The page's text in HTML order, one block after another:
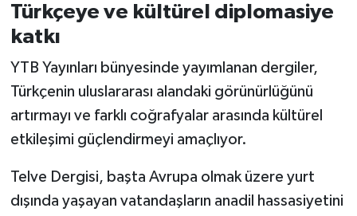
Türkçeye ve kültürel diplomasiye
katkı
YTB Yayınları bünyesinde yayımlanan dergiler,
Türkçenin uluslararası alandaki görünürlüğünü
artırmayı ve farklı coğrafyalar arasında kültürel
etkileşimi güçlendirmeyi amaçlıyor.
Telve Dergisi, başta Avrupa olmak üzere yurt
dışında yaşayan vatandaşların anadil hassasiyetini